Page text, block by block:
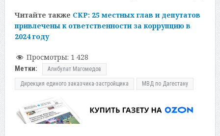
Читайте также СКР: 25 местных глав и депутатов
привлечены к ответственности за коррупцию в
2024 году
Просмотры: 1 428
Метки: Алибулат Магомедов
Дирекция единого заказчика-застройщика МВД по Дагестану